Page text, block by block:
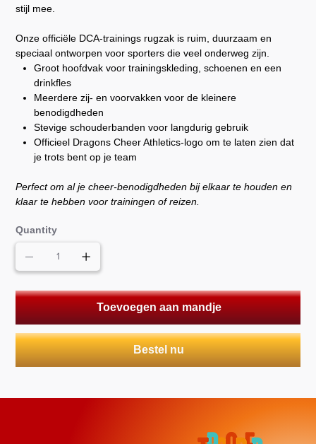
stijl mee.
Onze officiële DCA-trainings rugzak is ruim, duurzaam en
speciaal ontworpen voor sporters die veel onderweg zijn.
Groot hoofdvak voor trainingskleding, schoenen en een
drinkfles
Meerdere zij- en voorvakken voor de kleinere
benodigdheden
Stevige schouderbanden voor langdurig gebruik
Officieel Dragons Cheer Athletics-logo om te laten zien dat
je trots bent op je team
Perfect om al je cheer-benodigdheden bij elkaar te houden en
klaar te hebben voor trainingen of reizen.
Quantity
Toevoegen aan mandje
Bestel nu